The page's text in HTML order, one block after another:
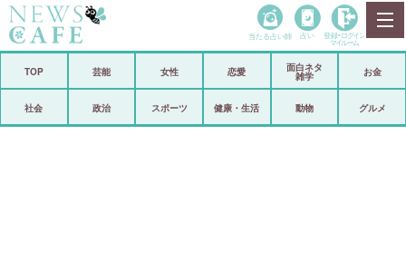
政治
当たる占い師 占い 登録• ログイン
マイルーム
TOP 芸能 女性 恋愛
面白ネタ
雑学
お金
社会 政治 スポーツ 健康・生活 動物 グルメ